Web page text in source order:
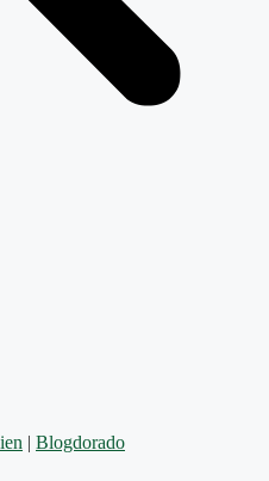
| Blogdorado